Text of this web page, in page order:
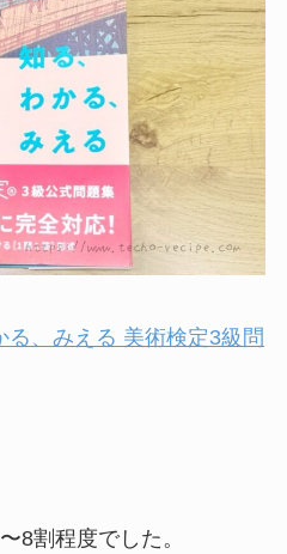
る、みえる 美術検定3級問
8割程度でした。